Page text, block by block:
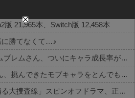
た日から始まる恋
版 21,965本、Switch版 12,458本
に勝てなくて…♪
【朗報】 ファイアーエムブレムさん、ついにキャラ成長率がゲーム内で見れるようになる
【画像】 範馬勇次郎さん、挑んできたモブキャラをとんでもない目に合わせてしまう
佐藤二朗さん主演の「踊る大捜査線」スピンオフドラマ、正式に中止との報道